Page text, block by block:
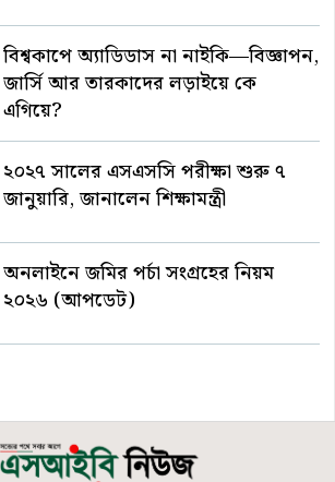
বিশ্বকাপে অ্যাডিডাস না নাইকি—বিজ্ঞাপন,
জার্সি আর তারকাদের লড়াইয়ে কে
এগিয়ে?
২০২৭ সালের এসএসসি পরীক্ষা শুরু ৭
জানুয়ারি, জানালেন শিক্ষামন্ত্রী
অনলাইনে জমির পর্চা সংগ্রহের নিয়ম
২০২৬ (আপডেট)